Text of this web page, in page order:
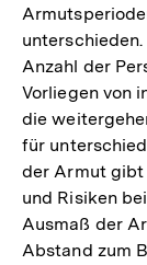
Anzahl der
Vorliegen von
die
für
der Armut gibt
und Risiken
Ausmaß der
Abstand zum